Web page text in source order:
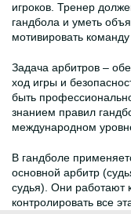
игроков. Тренер
гандбола и уметь
мотивировать
Задача арбитров –
ход игры и
быть
знанием правил
международном
В гандболе
основной арбитр
судья). Они работают
контролировать все